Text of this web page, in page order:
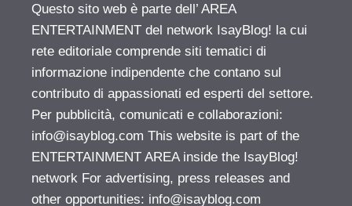
Questo sito web è parte dell’ AREA
ENTERTAINMENT del network IsayBlog! la cui
rete editoriale comprende siti tematici di
informazione indipendente che contano sul
contributo di appassionati ed esperti del settore.
Per pubblicità, comunicati e collaborazioni:
info@isayblog.com This website is part of the
ENTERTAINMENT AREA inside the IsayBlog!
network For advertising, press releases and
other opportunities: info@isayblog.com